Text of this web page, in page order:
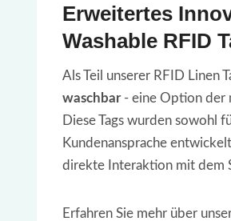
Erweitertes
Washable RFID
Als Teil unserer RFID Linen
waschbar- eine Option der
Diese Tags wurden sowohl
Kundenansprache
direkte Interaktion mit dem
Erfahren Sie mehr über